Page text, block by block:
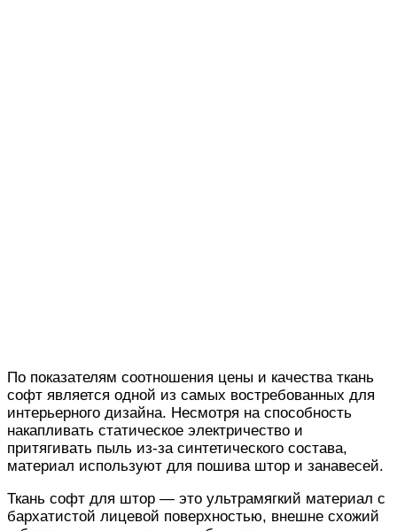
По показателям соотношения цены и качества ткань
софт является одной из самых востребованных для
интерьерного дизайна. Несмотря на способность
накапливать статическое электричество и
притягивать пыль из-за синтетического состава,
материал используют для пошива штор и занавесей.
Ткань софт для штор — это ультрамягкий материал с
бархатистой лицевой поверхностью, внешне схожий